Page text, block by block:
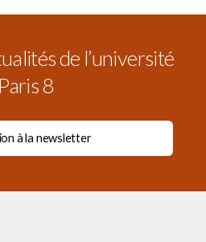
de l’université
Paris 8